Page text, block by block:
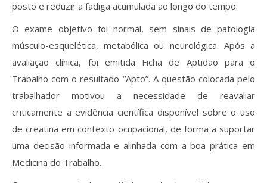
posto e reduzir a fadiga acumulada ao longo do tempo.
O exame objetivo foi normal, sem sinais de patologia
músculo-esquelética, metabólica ou neurológica. Após a
avaliação clínica, foi emitida Ficha de Aptidão para o
Trabalho com o resultado “Apto”. A questão colocada pelo
trabalhador motivou a necessidade de reavaliar
criticamente a evidência científica disponível sobre o uso
de creatina em contexto ocupacional, de forma a suportar
uma decisão informada e alinhada com a boa prática em
Medicina do Trabalho.